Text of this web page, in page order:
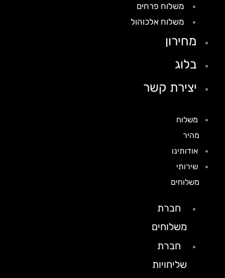
משלוח פרחים
משלוח אלכוהול
מחירון
בלוג
יצירת קשר
משלוח
אודותינו
שירותי
משלוחים
חברת
משלוחים
חברת
שליחויות